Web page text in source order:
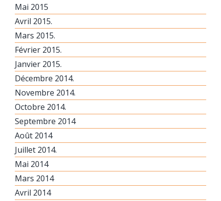
Mai 2015
Avril 2015.
Mars 2015.
Février 2015.
Janvier 2015.
Décembre 2014.
Novembre 2014.
Octobre 2014.
Septembre 2014
Août 2014
Juillet 2014.
Mai 2014
Mars 2014
Avril 2014